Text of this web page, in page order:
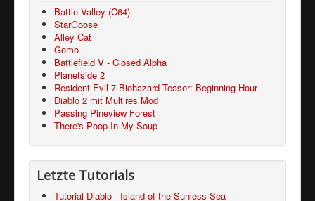
Battle Valley (C64)
StarGoose
Alley Cat
Gomo
Battlefield V - Closed Alpha
Planetside 2
Resident Evil 7 Biohazard Teaser: Beginning Hour
Diablo 2 mit Multires Mod
Passing Pineview Forest
There's Poop In My Soup
Letzte Tutorials
Tutorial Diablo - Island of the Sunless Sea